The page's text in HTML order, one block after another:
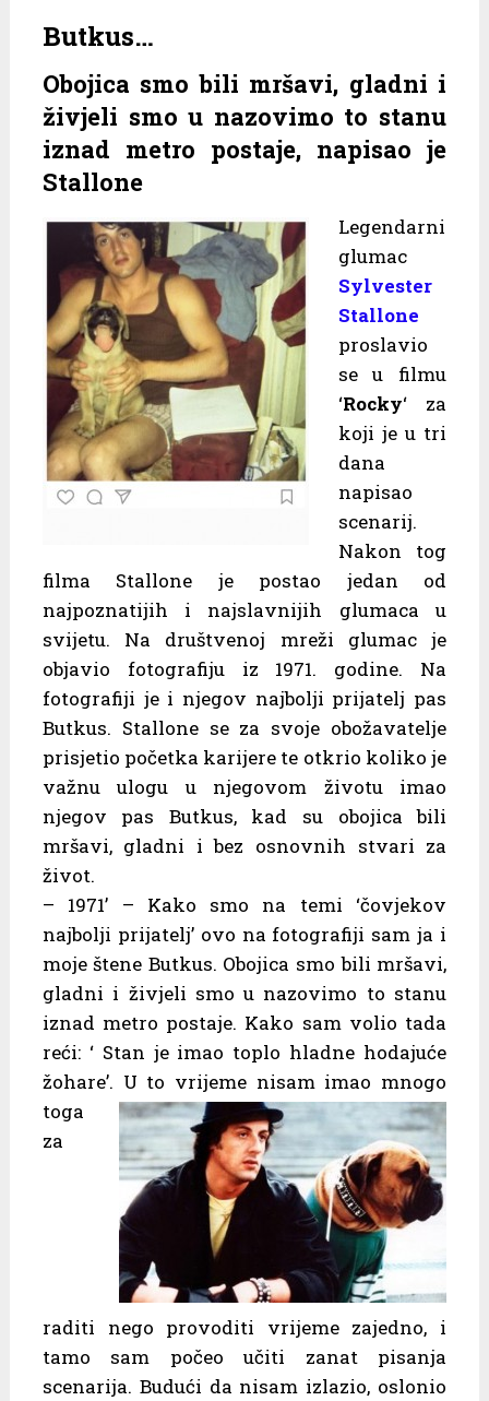
Butkus…
Obojica smo bili mršavi, gladni i
živjeli smo u nazovimo to stanu
iznad metro postaje, napisao je
Stallone
Legendarni
glumac
Sylvester
Stallone
proslavio
se u filmu
‘Rocky‘ za
koji je u tri
dana
napisao
scenarij.
Nakon tog
filma Stallone je postao jedan od
najpoznatijih i najslavnijih glumaca u
svijetu. Na društvenoj mreži glumac je
objavio fotografiju iz 1971. godine. Na
fotografiji je i njegov najbolji prijatelj pas
Butkus. Stallone se za svoje obožavatelje
prisjetio početka karijere te otkrio koliko je
važnu ulogu u njegovom životu imao
njegov pas Butkus, kad su obojica bili
mršavi, gladni i bez osnovnih stvari za
život.
– 1971’ – Kako smo na temi ‘čovjekov
najbolji prijatelj’ ovo na fotografiji sam ja i
moje štene Butkus. Obojica smo bili mršavi,
gladni i živjeli smo u nazovimo to stanu
iznad metro postaje. Kako sam volio tada
reći: ‘ Stan je imao toplo hladne hodajuće
žohare’. U to vrijeme nisam imao mnogo
toga
za
raditi nego provoditi vrijeme zajedno, i
tamo sam počeo učiti zanat pisanja
scenarija. Budući da nisam izlazio, oslonio